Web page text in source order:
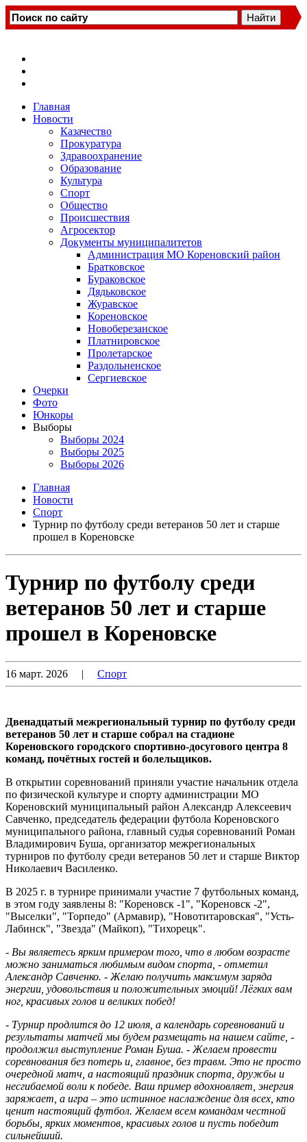
Главная
Новости
Казачество
Прокуратура
Здравоохранение
Образование
Культура
Спорт
Общество
Происшествия
Агросектор
Документы муниципалитетов
Администрация МО Кореновский район
Братковское
Бураковское
Дядьковское
Журавское
Кореновское
Новоберезанское
Платнировское
Пролетарское
Раздольненское
Сергиевское
Очерки
Фото
Юнкоры
Выборы
Выборы 2024
Выборы 2025
Выборы 2026
Главная
Новости
Спорт
Турнир по футболу среди ветеранов 50 лет и старше
прошел в Кореновске
Турнир по футболу среди
ветеранов 50 лет и старше
прошел в Кореновске
16 март. 2026 | Спорт
Двенадцатый межрегиональный турнир по футболу среди
ветеранов 50 лет и старше собрал на стадионе
Кореновского городского спортивно-досугового центра 8
команд, почётных гостей и болельщиков.
В открытии соревнований приняли участие начальник отдела
по физической культуре и спорту администрации МО
Кореновский муниципальный район Александр Алексеевич
Савченко, председатель федерации футбола Кореновского
муниципального района, главный судья соревнований Роман
Владимирович Буша, организатор межрегиональных
турниров по футболу среди ветеранов 50 лет и старше Виктор
Николаевич Василенко.
В 2025 г. в турнире принимали участие 7 футбольных команд,
в этом году заявлены 8: "Кореновск -1", "Кореновск -2",
"Выселки", "Торпедо" (Армавир), "Новотитаровская", "Усть-
Лабинск", "Звезда" (Майкоп), "Тихорецк".
- Вы являетесь ярким примером того, что в любом возрасте
можно заниматься любимым видом спорта, - отметил
Александр Савченко. - Желаю получить максимум заряда
энергии, удовольствия и положительных эмоций! Лёгких вам
ног, красивых голов и великих побед!
- Турнир продлится до 12 июля, а календарь соревнований и
результаты матчей мы будем размещать на нашем сайте, -
продолжил выступление Роман Буша. - Желаем провести
соревнования без потерь и, главное, без травм. Это не просто
очередной матч, а настоящий праздник спорта, дружбы и
несгибаемой воли к победе. Ваш пример вдохновляет, энергия
заряжает, а игра – это истинное наслаждение для всех, кто
ценит настоящий футбол. Желаем всем командам честной
борьбы, ярких моментов, красивых голов и пусть победит
сильнейший.